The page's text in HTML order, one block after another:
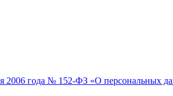
2006 года № 152-ФЗ «О персональных